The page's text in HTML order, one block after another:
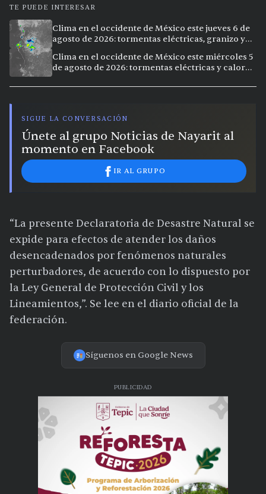
TE PUEDE INTERESAR
Clima en el occidente de México este jueves 6 de
agosto de 2026: tormentas eléctricas, granizo y
Clima en el occidente de México este miércoles 5
de agosto de 2026: tormentas eléctricas y calor
SIGUE LA CONVERSACIÓN
Únete al grupo Noticias de Nayarit al
momento en Facebook
IR AL GRUPO
“La presente Declaratoria de Desastre Natural se
expide para efectos de atender los daños
desencadenados por fenómenos naturales
perturbadores, de acuerdo con lo dispuesto por
la Ley General de Protección Civil y los
Lineamientos,”. Se lee en el diario oficial de la
federación.
Síguenos en Google News
PUBLICIDAD